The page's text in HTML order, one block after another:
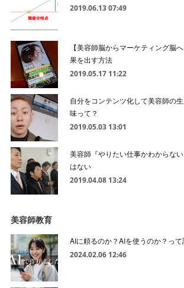
2019.06.13 07:49
【美容師脳からマーケティング脳
果を出す方法
2019.05.17 11:22
自分をコンテンツ化して美容師の
味って？
2019.05.03 13:01
美容師『やりたい仕事かわからな
はない
2019.04.08 13:24
美容師教育
AIに頼るのか？AIを使うのか？って
2024.02.06 12:46